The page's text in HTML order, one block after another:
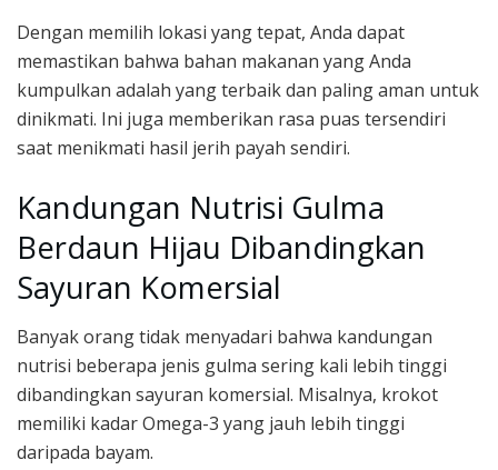
Dengan memilih lokasi yang tepat, Anda dapat
memastikan bahwa bahan makanan yang Anda
kumpulkan adalah yang terbaik dan paling aman untuk
dinikmati. Ini juga memberikan rasa puas tersendiri
saat menikmati hasil jerih payah sendiri.
Kandungan Nutrisi Gulma
Berdaun Hijau Dibandingkan
Sayuran Komersial
Banyak orang tidak menyadari bahwa kandungan
nutrisi beberapa jenis gulma sering kali lebih tinggi
dibandingkan sayuran komersial. Misalnya, krokot
memiliki kadar Omega-3 yang jauh lebih tinggi
daripada bayam.